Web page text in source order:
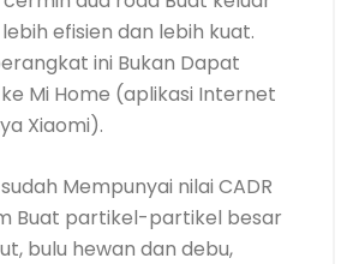
efisien dan lebih kuat.
ini Bukan Dapat
Mi Home (aplikasi Internet
Xiaomi).
sudah Mempunyai nilai CADR
Buat partikel-partikel besar
bulu hewan dan debu,